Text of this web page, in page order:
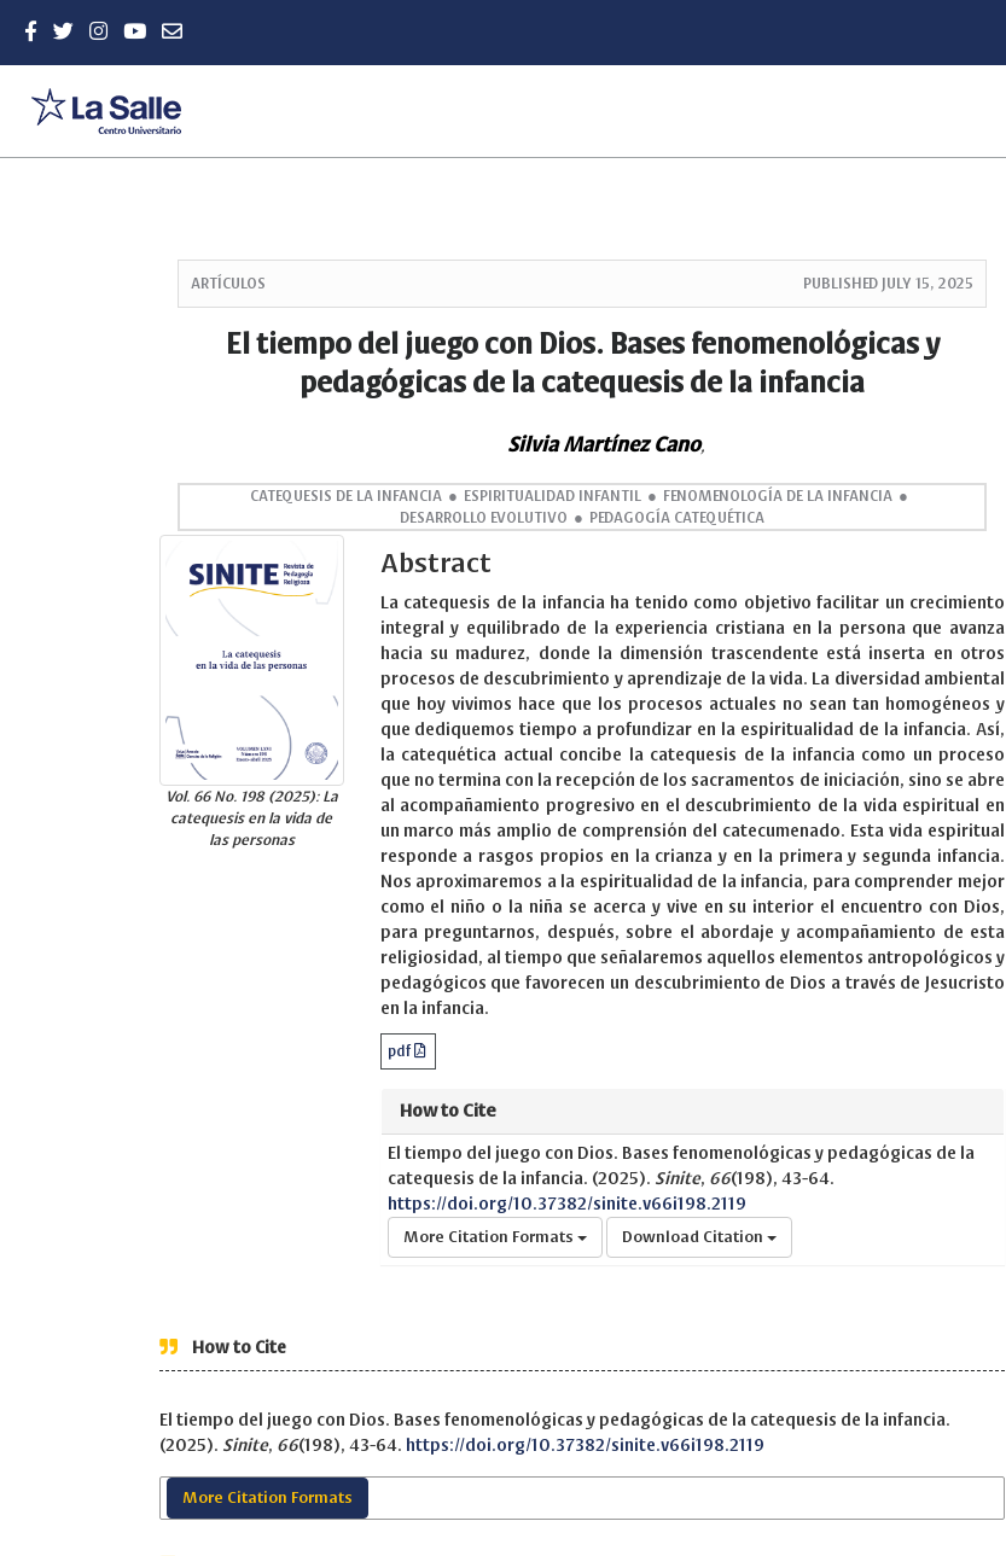
ARTÍCULOS PUBLISHED JULY 15, 2025
El tiempo del juego con Dios. Bases fenomenológicas y
pedagógicas de la catequesis de la infancia
Silvia Martínez Cano,
CATEQUESIS DE LA INFANCIA ESPIRITUALIDAD INFANTIL
FENOMENOLOGÍA DE LA INFANCIA
DESARROLLO EVOLUTIVO
PEDAGOGÍA CATEQUÉTICA
Vol. 66 No. 198 (2025): La
catequesis en la vida de
las personas
Abstract
La catequesis de la infancia ha tenido como objetivo facilitar un crecimiento
integral y equilibrado de la experiencia cristiana en la persona que avanza
hacia su madurez, donde la dimensión trascendente está inserta en otros
procesos de descubrimiento y aprendizaje de la vida. La diversidad ambiental
que hoy vivimos hace que los procesos actuales no sean tan homogéneos y
que dediquemos tiempo a profundizar en la espiritualidad de la infancia. Así,
la catequética actual concibe la catequesis de la infancia como un proceso
que no termina con la recepción de los sacramentos de iniciación, sino se abre
al acompañamiento progresivo en el descubrimiento de la vida espiritual en
un marco más amplio de comprensión del catecumenado. Esta vida espiritual
responde a rasgos propios en la crianza y en la primera y segunda infancia.
Nos aproximaremos a la espiritualidad de la infancia, para comprender mejor
como el niño o la niña se acerca y vive en su interior el encuentro con Dios,
para preguntarnos, después, sobre el abordaje y acompañamiento de esta
religiosidad, al tiempo que señalaremos aquellos elementos antropológicos y
pedagógicos que favorecen un descubrimiento de Dios a través de Jesucristo
en la infancia.
pdf
How to Cite
El tiempo del juego con Dios. Bases fenomenológicas y pedagógicas de la
catequesis de la infancia. (2025). Sinite, 66(198), 43-64.
https://doi.org/10.37382/sinite.v66i198.2119
More Citation Formats Download Citation
How to Cite
El tiempo del juego con Dios. Bases fenomenológicas y pedagógicas de la catequesis de la infancia.
(2025). Sinite, 66(198), 43-64. https://doi.org/10.37382/sinite.v66i198.2119
More Citation Formats